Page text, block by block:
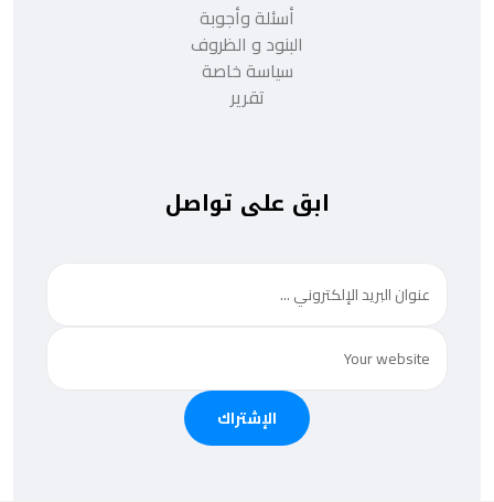
أسئلة وأجوبة
البنود و الظروف
سياسة خاصة
تقرير
ابق على تواصل
الإشتراك